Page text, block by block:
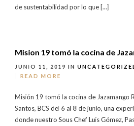
de sustentabilidad por lo que […]
Mision 19 tomó la cocina de
JUNIO 11, 2019 IN
READ MORE
Misión 19 tomó la cocina de Jazamango
Santos, BCS del 6 al 8 de junio, una
donde nuestro Sous Chef Luis Gómez,